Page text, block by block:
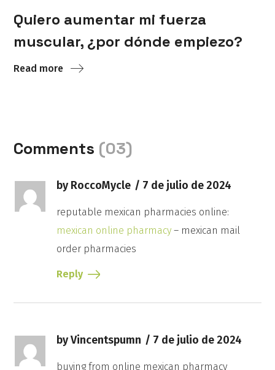
Quiero aumentar mi fuerza
muscular, ¿por dónde empiezo?
Read more
Comments (03)
by RoccoMycle 7 de julio de 2024
reputable mexican pharmacies online:
mexican online pharmacy – mexican mail
order pharmacies
Reply
by Vincentspumn 7 de julio de 2024
buying from online mexican pharmacy